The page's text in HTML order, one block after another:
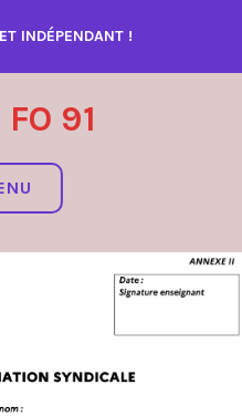
INDÉPENDANT !
91